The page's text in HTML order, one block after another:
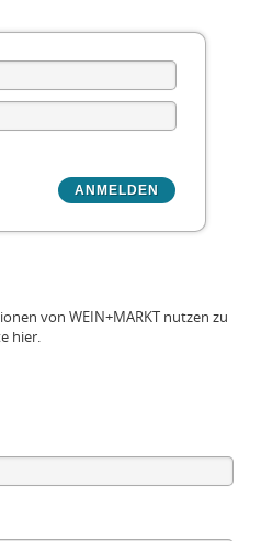
von WEIN+MARKT nutzen zu
hier.